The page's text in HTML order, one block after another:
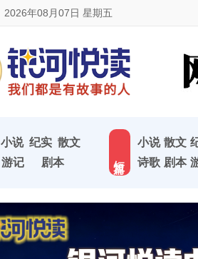
2026年08月07日 星期五
小说 纪实 散文
游记
剧本
小说 散文
诗歌 剧本